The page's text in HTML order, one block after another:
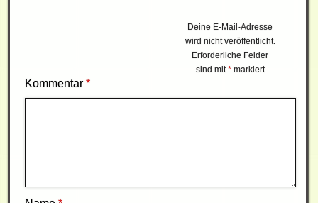
Deine E-Mail-Adresse
wird nicht veröffentlicht.
Erforderliche Felder
sind mit*markiert
Kommentar*